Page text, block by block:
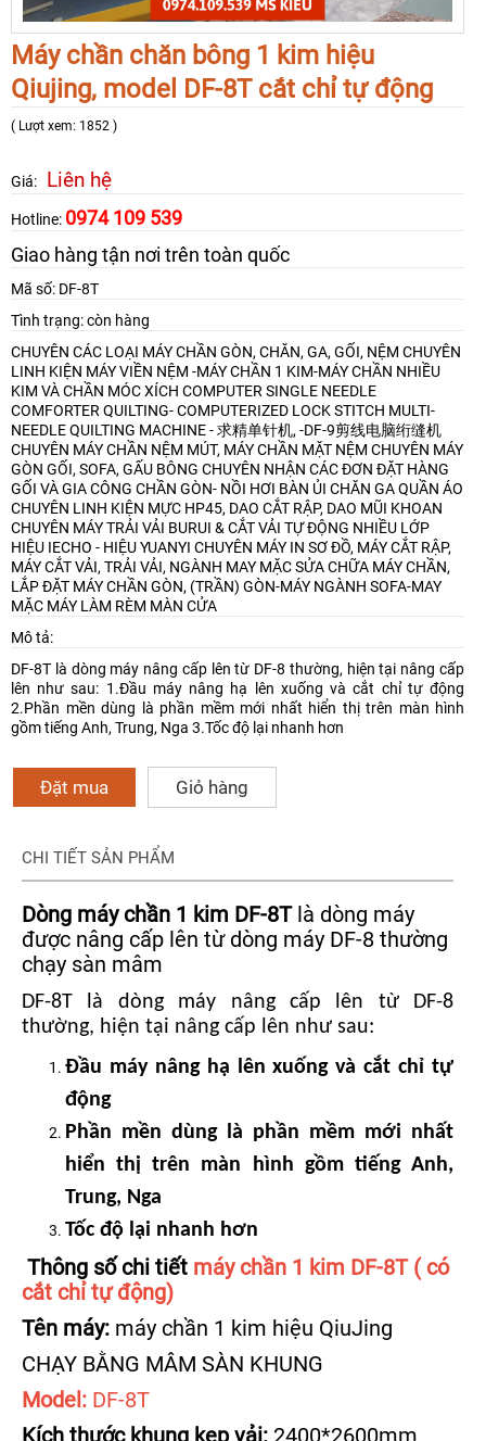
Máy chần chăn bông 1 kim hiệu
Qiujing, model DF-8T cắt chỉ tự động
( Lượt xem: 1852 )
Giá: Liên hệ
Hotline: 0974 109 539
Giao hàng tận nơi trên toàn quốc
Mã số: DF-8T
Tình trạng: còn hàng
CHUYÊN CÁC LOẠI MÁY CHẦN GÒN, CHĂN, GA, GỐI, NỆM CHUYÊN
LINH KIỆN MÁY VIỀN NỆM -MÁY CHẦN 1 KIM-MÁY CHẦN NHIỀU
KIM VÀ CHẦN MÓC XÍCH COMPUTER SINGLE NEEDLE
COMFORTER QUILTING- COMPUTERIZED LOCK STITCH MULTI-
NEEDLE QUILTING MACHINE - 求精单针机, -DF-9剪线电脑绗缝机
CHUYÊN MÁY CHẦN NỆM MÚT, MÁY CHẦN MẶT NỆM CHUYÊN MÁY
GÒN GỐI, SOFA, GẤU BÔNG CHUYÊN NHẬN CÁC ĐƠN ĐẶT HÀNG
GỐI VÀ GIA CÔNG CHẦN GÒN- NỒI HƠI BÀN ỦI CHĂN GA QUẦN ÁO
CHUYÊN LINH KIỆN MỰC HP45, DAO CẮT RẬP, DAO MŨI KHOAN
CHUYÊN MÁY TRẢI VẢI BURUI & CẮT VẢI TỰ ĐỘNG NHIỀU LỚP
HIỆU IECHO - HIỆU YUANYI CHUYÊN MÁY IN SƠ ĐỒ, MÁY CẮT RẬP,
MÁY CẮT VẢI, TRẢI VẢI, NGÀNH MAY MẶCSỬA CHỮA MÁY CHẦN,
LẮP ĐẶT MÁY CHẦN GÒN, (TRẦN) GÒN-MÁY NGÀNH SOFA-MAY
MẶC MÁY LÀM RÈM MÀN CỬA
Mô tả:
DF-8T là dòng máy nâng cấp lên từ DF-8 thường, hiện tại nâng cấp
lên như sau: 1.Đầu máy nâng hạ lên xuống và cắt chỉ tự động
2.Phần mền dùng là phần mềm mới nhất hiển thị trên màn hình
gồm tiếng Anh, Trung, Nga 3.Tốc độ lại nhanh hơn
Đặt mua Giỏ hàng
CHI TIẾT SẢN PHẨM
Dòng máy chần 1 kim DF-8Tlà dòng máy
được nâng cấp lên từ dòng máy DF-8 thường
chạy sàn mâm
DF-8T là dòng máy nâng cấp lên từ DF-8
thường, hiện tại nâng cấp lên như sau:
Đầu máy nâng hạ lên xuống và cắt chỉ tự
động
Phần mền dùng là phần mềm mới nhất
hiển thị trên màn hình gồm tiếng Anh,
Trung, Nga
Tốc độ lại nhanh hơn
Thông số chi tiết máy chần 1 kim DF-8T ( có
cắt chỉ tự động)
Tên máy: máy chần 1 kim hiệu QiuJing
CHẠY BẰNG MÂM SÀN KHUNG
Model: DF-8T
Kích thước khung kẹp vải: 2400*2600mm